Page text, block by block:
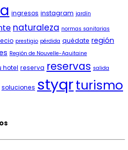
ingresos instagram jardín
naturaleza normas sanitarias
prestigio pérdida quédate región
Región de Nouvelle-Aquitaine
hotel reserva reservas salida
soluciones styqrturismo